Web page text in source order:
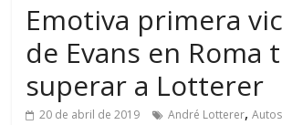
Emotiva primera
de Evans en Roma
superar a Lotterer
20 de abril de 2019 André Lotterer,